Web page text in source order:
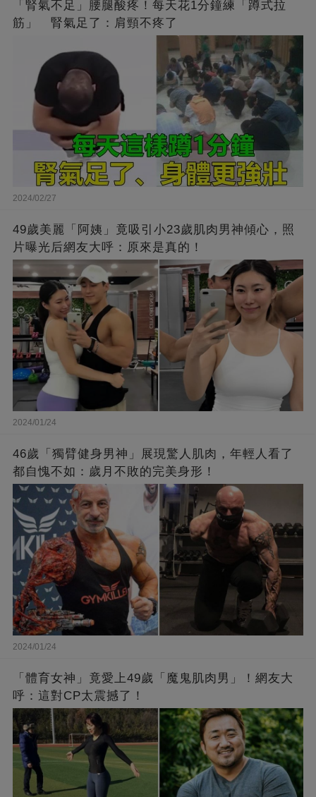
「腎氣不足」腰腿酸疼！每天花1分鐘練「蹲式拉
筋」 腎氣足了：肩頸不疼了
2024/02/27
49歲美麗「阿姨」竟吸引小23歲肌肉男神傾心，照
片曝光后網友大呼：原來是真的！
2024/01/24
46歲「獨臂健身男神」展現驚人肌肉，年輕人看了
都自愧不如：歲月不敗的完美身形！
2024/01/24
「體育女神」竟愛上49歲「魔鬼肌肉男」！網友大
呼：這對CP太震撼了！